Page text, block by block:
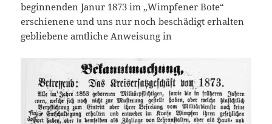
beginnenden Janur 1873 im „Wimpfener Bote“
erschienene und uns nur noch beschädigt erhalten
gebliebene amtliche Anweisung in